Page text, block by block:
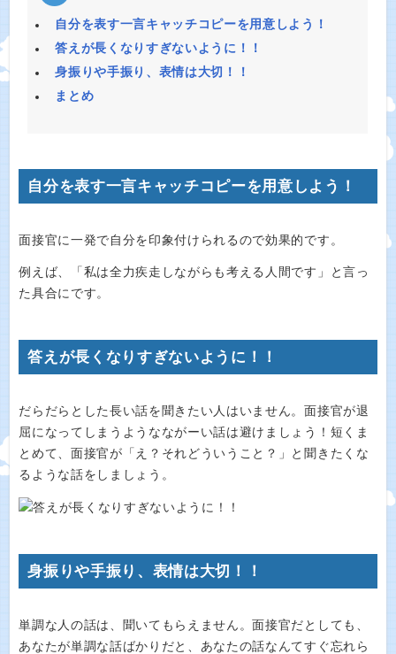
自分を表す一言キャッチコピーを用意しよう！
答えが長くなりすぎないように！！
身振りや手振り、表情は大切！！
まとめ
自分を表す一言キャッチコピーを用意しよう！
面接官に一発で自分を印象付けられるので効果的です。
例えば、「私は全力疾走しながらも考える人間です」と言っ
た具合にです。
答えが長くなりすぎないように！！
だらだらとした長い話を聞きたい人はいません。面接官が退
屈になってしまうようなながーい話は避けましょう！短くま
とめて、面接官が「え？それどういうこと？」と聞きたくな
るような話をしましょう。
身振りや手振り、表情は大切！！
単調な人の話は、聞いてもらえません。面接官だとしても、
あなたが単調な話ばかりだと、あなたの話なんてすぐ忘れら